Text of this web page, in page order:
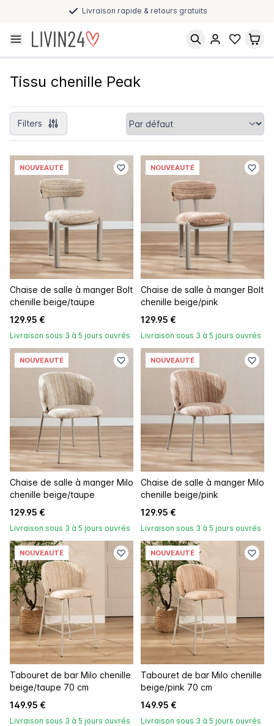
Tissu chenille Peak
Filters
NOUVEAUTÉ
Chaise de salle à manger Bolt
chenille beige/taupe
129.95 €
Livraison sous 3 à 5 jours ouvrés
NOUVEAUTÉ
Chaise de salle à manger Bolt
chenille beige/pink
129.95 €
Livraison sous 3 à 5 jours ouvrés
NOUVEAUTÉ
Chaise de salle à manger Milo
chenille beige/taupe
129.95 €
Livraison sous 3 à 5 jours ouvrés
NOUVEAUTÉ
Chaise de salle à manger Milo
chenille beige/pink
129.95 €
Livraison sous 3 à 5 jours ouvrés
NOUVEAUTÉ
Tabouret de bar Milo chenille
beige/taupe 70 cm
149.95 €
Livraison sous 3 à 5 jours ouvrés
NOUVEAUTÉ
Tabouret de bar Milo chenille
beige/pink 70 cm
149.95 €
Livraison sous 3 à 5 jours ouvrés